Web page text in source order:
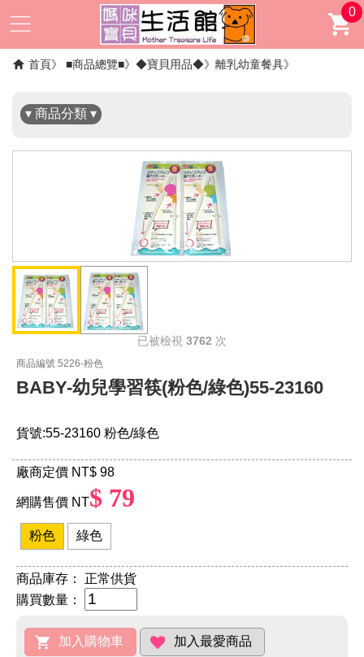
0
首頁 ■商品總覽■ ◆寶貝用品◆ 離乳幼童餐具
▾ 商品分類 ▾
✖
已被檢視 3762 次
商品編號 5226-粉色
BABY-幼兒學習筷(粉色/綠色)55-23160
貨號:55-23160 粉色/綠色
廠商定價 NT$ 98
網購售價 NT$ 79
粉色 綠色
商品庫存：
正常供貨
購買數量：